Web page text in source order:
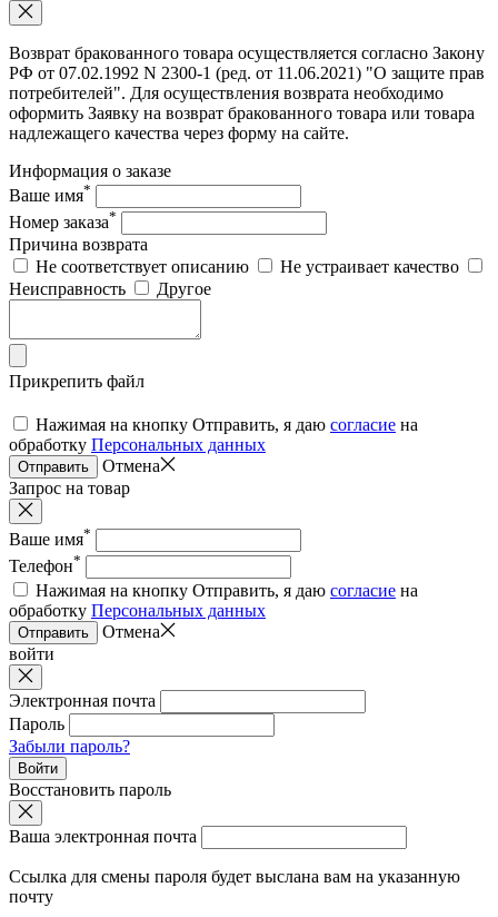
Возврат бракованного товара осуществляется согласно Закону
РФ от 07.02.1992 N 2300-1 (ред. от 11.06.2021) "О защите прав
потребителей". Для осуществления возврата необходимо
оформить Заявку на возврат бракованного товара или товара
надлежащего качества через форму на сайте.
Информация о заказе
Ваше имя*
Номер заказа*
Причина возврата
Не соответствует описанию
Не устраивает качество
Неисправность
Другое
Прикрепить файл
Нажимая на кнопку Отправить, я даю согласие на
обработку Персональных данных
Отправить
Отмена
Запрос на товар
Ваше имя*
Телефон*
Нажимая на кнопку Отправить, я даю согласие на
обработку Персональных данных
Отправить
Отмена
войти
Электронная почта
Пароль
Забыли пароль?
Войти
Восстановить пароль
Ваша электронная почта
Ссылка для смены пароля будет выслана вам на указанную
почту